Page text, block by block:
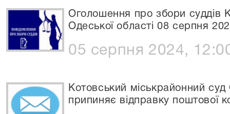
Оголошення про збори суддів
Одеської області 08 серпня
05 серпня 2024,
Котовський міськрайонний
припиняє відправку поштової